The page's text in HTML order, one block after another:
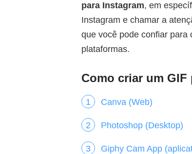
para Instagram, em
Instagram e chamar a
que você pode confiar para
plataformas.
Como criar um GIF
Canva (Web)
Photoshop (Desktop)
Giphy Cam App